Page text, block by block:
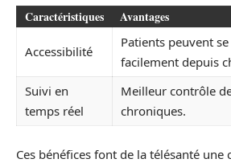
Caractéristiques Avantages
Accessibilité
Patients peuvent
facilement depuis
Suivi en
temps réel
Meilleur contrôle
chroniques.
Ces bénéfices font de la télésanté une